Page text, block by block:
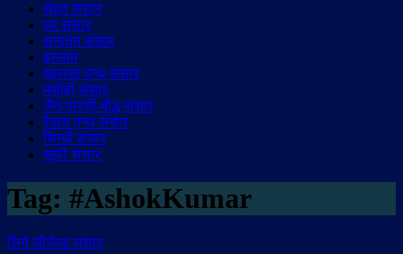
सेहत संसार
घर संसार
सनातन संसार
इस्लाम
ख़ालसा पन्थ संसार
मसीही संसार
जैन-पारसी-बौद्ध संसार
रैदास पन्थ संसार
सिन्धी संसार
सूफी संसार
Tag: #AshokKumar
सिने लीजेन्ड संसार